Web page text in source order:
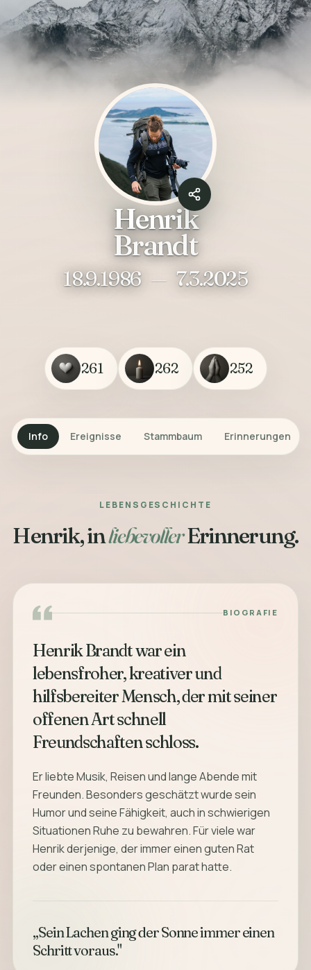
Henrik
Brandt
18.9.1986 — 7.3.2025
261 262 252
Info Ereignisse Stammbaum Erinnerungen
LEBENSGESCHICHTE
Henrik, inliebevollerErinnerung.
BIOGRAFIE
Henrik Brandt war ein
lebensfroher, kreativer und
hilfsbereiter Mensch, der mit seiner
offenen Art schnell
Freundschaften schloss.
Er liebte Musik, Reisen und lange Abende mit
Freunden. Besonders geschätzt wurde sein
Humor und seine Fähigkeit, auch in schwierigen
Situationen Ruhe zu bewahren. Für viele war
Henrik derjenige, der immer einen guten Rat
oder einen spontanen Plan parat hatte.
„Sein Lachen ging der Sonne immer einen
Schritt voraus."